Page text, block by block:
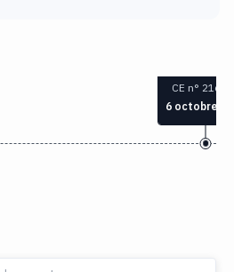
CE n°
6 octobre